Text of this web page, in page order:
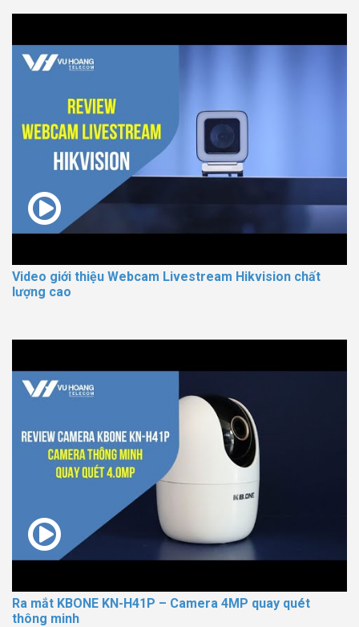
Video giới thiệu Webcam Livestream Hikvision chất
lượng cao
Ra mắt KBONE KN-H41P – Camera 4MP quay quét
thông minh